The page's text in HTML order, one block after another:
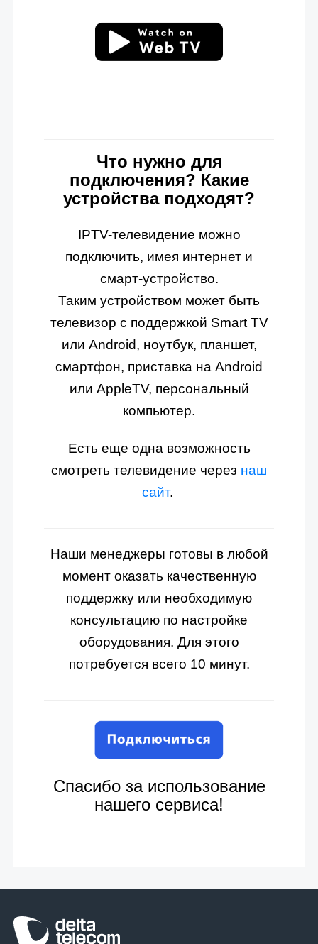
Что нужно для
подключения? Какие
устройства подходят?
IPTV-телевидение можно
подключить, имея интернет и
смарт-устройство.
Таким устройством может быть
телевизор с поддержкой Smart TV
или Android, ноутбук, планшет,
смартфон, приставка на Android
или AppleTV, персональный
компьютер.
Есть еще одна возможность
смотреть телевидение через наш
сайт.
Наши менеджеры готовы в любой
момент оказать качественную
поддержку или необходимую
консультацию по настройке
оборудования. Для этого
потребуется всего 10 минут.
Спасибо за использование
нашего сервиса!